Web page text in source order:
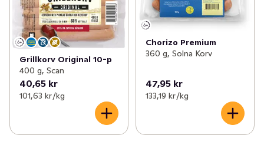
Grillkorv Original 10-p
400 g, Scan
40,65 kr
101,63 kr /kg
Chorizo Premium
360 g, Solna Korv
47,95 kr
133,19 kr /kg